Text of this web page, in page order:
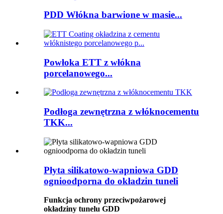
PDD Włókna barwione w masie...
Powłoka ETT z włókna
porcelanowego...
Podłoga zewnętrzna z włóknocementu
TKK...
Płyta silikatowo-wapniowa GDD
ognioodporna do okładzin tuneli
Funkcja ochrony przeciwpożarowej
okładziny tunelu GDD